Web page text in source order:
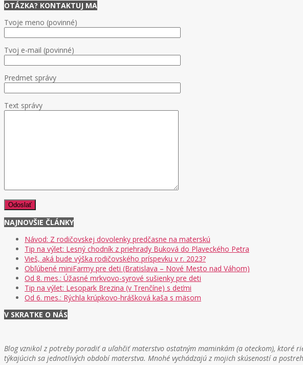
OTÁZKA? KONTAKTUJ MA
Tvoje meno (povinné)
Tvoj e-mail (povinné)
Predmet správy
Text správy
NAJNOVŠIE ČLÁNKY
Návod: Z rodičovskej dovolenky predčasne na materskú
Tip na výlet: Lesný chodník z priehrady Buková do Plaveckého Petra
Vieš, aká bude výška rodičovského príspevku v r. 2023?
Obľúbené miniFarmy pre deti (Bratislava – Nové Mesto nad Váhom)
Od 8. mes.: Úžasné mrkvovo-syrové sušienky pre deti
Tip na výlet: Lesopark Brezina (v Trenčíne) s deťmi
Od 6. mes.: Rýchla krúpkovo-hrášková kaša s mäsom
V SKRATKE O NÁS
Blog vznikol z potreby poradiť a uľahčiť materstvo ostatným maminkám (a oteckom), ktoré
týkajúcich sa jednotlivých období materstva. Mnohé vychádzajú z mojich skúseností a